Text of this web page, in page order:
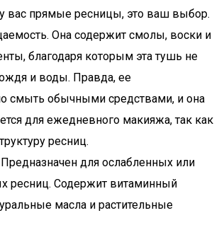
у вас прямые ресницы, это ваш выбор.
Она содержит смолы, воски и
благодаря которым эта тушь не
и воды. Правда, ее
смыть обычными средствами, и она
для ежедневного макияжа, так как
ресниц.
для ослабленных или
ресниц. Содержит витаминный
масла и растительные